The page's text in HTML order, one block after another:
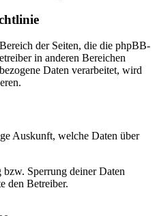
der Seiten, die die phpBB-
in anderen Bereichen
Daten verarbeitet, wird
Auskunft, welche Daten über
Sperrung deiner Daten
den Betreiber.